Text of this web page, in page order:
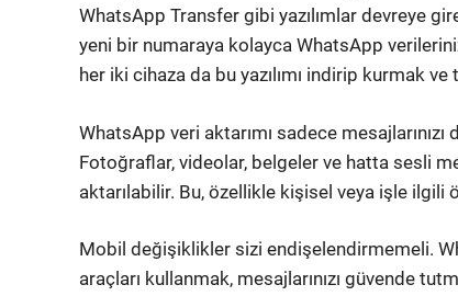
WhatsApp Transfer gibi yazılımlar devreye
yeni bir numaraya kolayca WhatsApp
her iki cihaza da bu yazılımı indirip kurmak
WhatsApp veri aktarımı sadece mesajlarınızı
Fotoğraflar, videolar, belgeler ve hatta sesli
aktarılabilir. Bu, özellikle kişisel veya işle
Mobil değişiklikler sizi endişelendirmemeli.
araçları kullanmak, mesajlarınızı güvende